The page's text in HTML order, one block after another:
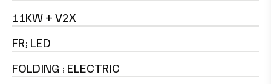
11KW + V2X
FR; LED
FOLDING ; ELECTRIC